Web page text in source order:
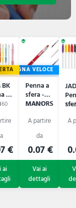
BK
a
€
VELOCE
Penna a
sfera -
MANORS
59A6217
0.07 €